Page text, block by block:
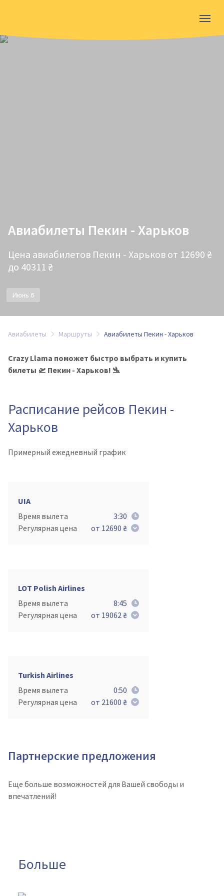
Авиабилеты Пекин - Харьков
Цена авиабилетов Пекин - Харьков от 12690 ₴
до 40311 ₴
Июнь 6
Авиабилеты Маршруты Авиабилеты Пекин - Харьков
Crazy Llama поможет быстро выбрать и купить
билеты 🛫 Пекин - Харьков! 🛬
Расписание рейсов Пекин -
Харьков
Примерный ежедневный график
UIA
Время вылета
3:30
Регулярная цена
от 12690 ₴
LOT Polish Airlines
Время вылета
8:45
Регулярная цена
от 19062 ₴
Turkish Airlines
Время вылета
0:50
Регулярная цена
от 21600 ₴
Партнерские предложения
Еще больше возможностей для Вашей свободы и
впечатлений!
Больше